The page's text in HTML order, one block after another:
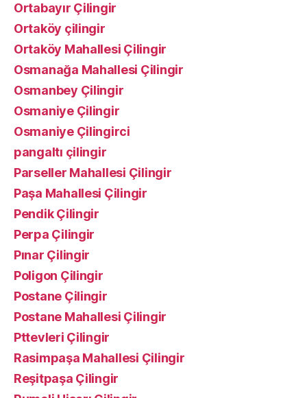
Ortabayır Çilingir
Ortaköy çilingir
Ortaköy Mahallesi Çilingir
Osmanağa Mahallesi Çilingir
Osmanbey Çilingir
Osmaniye Çilingir
Osmaniye Çilingirci
pangaltı çilingir
Parseller Mahallesi Çilingir
Paşa Mahallesi Çilingir
Pendik Çilingir
Perpa Çilingir
Pınar Çilingir
Poligon Çilingir
Postane Çilingir
Postane Mahallesi Çilingir
Pttevleri Çilingir
Rasimpaşa Mahallesi Çilingir
Reşitpaşa Çilingir